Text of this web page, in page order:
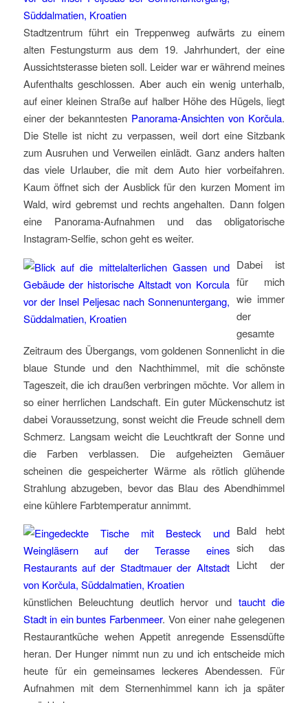
Stadtzentrum führt ein Treppenweg aufwärts zu einem
alten Festungsturm aus dem 19. Jahrhundert, der eine
Aussichtsterasse bieten soll. Leider war er während meines
Aufenthalts geschlossen. Aber auch ein wenig unterhalb,
auf einer kleinen Straße auf halber Höhe des Hügels, liegt
einer der bekanntesten Panorama-Ansichten von Korčula.
Die Stelle ist nicht zu verpassen, weil dort eine Sitzbank
zum Ausruhen und Verweilen einlädt. Ganz anders halten
das viele Urlauber, die mit dem Auto hier vorbeifahren.
Kaum öffnet sich der Ausblick für den kurzen Moment im
Wald, wird gebremst und rechts angehalten. Dann folgen
eine Panorama-Aufnahmen und das obligatorische
Instagram-Selfie, schon geht es weiter.
Dabei ist
für mich
wie immer
der
gesamte
Zeitraum des Übergangs, vom goldenen Sonnenlicht in die
blaue Stunde und den Nachthimmel, mit die schönste
Tageszeit, die ich draußen verbringen möchte. Vor allem in
so einer herrlichen Landschaft. Ein guter Mückenschutz ist
dabei Voraussetzung, sonst weicht die Freude schnell dem
Schmerz. Langsam weicht die Leuchtkraft der Sonne und
die Farben verblassen. Die aufgeheizten Gemäuer
scheinen die gespeicherter Wärme als rötlich glühende
Strahlung abzugeben, bevor das Blau des Abendhimmel
eine kühlere Farbtemperatur annimmt.
Bald hebt
sich das
Licht der
künstlichen Beleuchtung deutlich hervor und taucht die
Stadt in ein buntes Farbenmeer. Von einer nahe gelegenen
Restaurantküche wehen Appetit anregende Essensdüfte
heran. Der Hunger nimmt nun zu und ich entscheide mich
heute für ein gemeinsames leckeres Abendessen. Für
Aufnahmen mit dem Sternenhimmel kann ich ja später